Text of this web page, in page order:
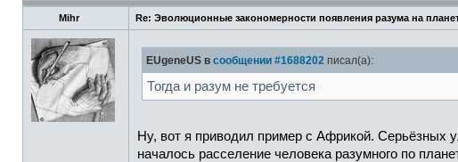
Mihr Re: Эволюционные закономерности появления разума на
EUgeneUS в сообщении #1688202 писал(а):
Тогда и разум не требуется
Ну, вот я приводил пример с Африкой. Серьёзных
началось расселение человека разумного по